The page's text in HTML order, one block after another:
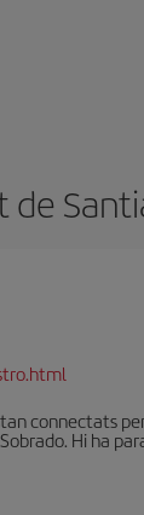
connectats
Hi ha